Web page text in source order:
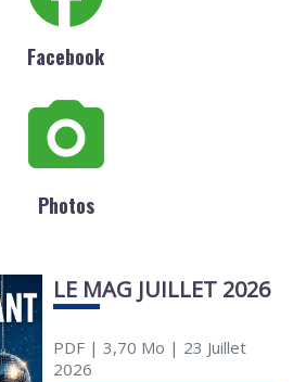
Facebook
Photos
LE MAG JUILLET 2026
PDF| 3,70 Mo | 23 Juillet
2026